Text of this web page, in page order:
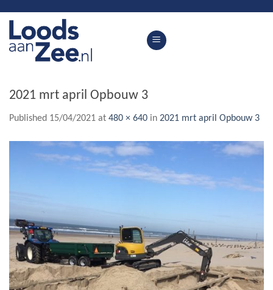
content
2021 mrt april Opbouw 3
Published 15/04/2021 at 480 × 640 in 2021 mrt april Opbouw 3